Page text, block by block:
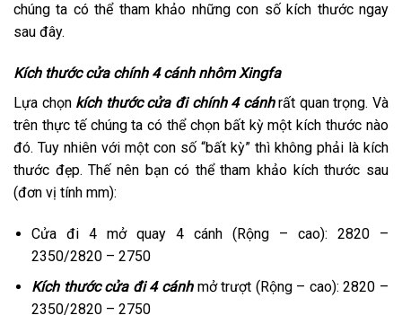
chúng ta có thể tham khảo những con số kích thước ngay
sau đây.
Kích thước cửa chính 4 cánh nhôm Xingfa
Lựa chọn kích thước cửa đi chính 4 cánhrất quan trọng. Và
trên thực tế chúng ta có thể chọn bất kỳ một kích thước nào
đó. Tuy nhiên với một con số “bất kỳ” thì không phải là kích
thước đẹp. Thế nên bạn có thể tham khảo kích thước sau
(đơn vị tính mm):
Cửa đi 4 mở quay 4 cánh (Rộng – cao): 2820 –
2350/2820 – 2750
Kích thước cửa đi 4 cánhmở trượt (Rộng – cao): 2820 –
2350/2820 – 2750